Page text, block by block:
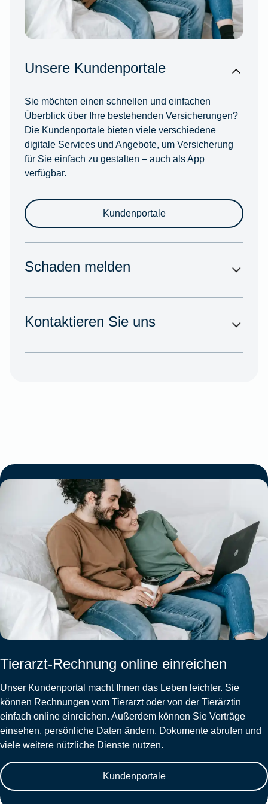
Unsere Kundenportale
Sie möchten einen schnellen und einfachen
Überblick über Ihre bestehenden Versicherungen?
Die Kundenportale bieten viele verschiedene
digitale Services und Angebote, um Versicherung
für Sie einfach zu gestalten – auch als App
verfügbar.
Kundenportale
Schaden melden
Kontaktieren Sie uns
Tierarzt-Rechnung online einreichen
Unser Kundenportal macht Ihnen das Leben leichter. Sie
können Rechnungen vom Tierarzt oder von der Tierärztin
einfach online einreichen. Außerdem können Sie Verträge
einsehen, persönliche Daten ändern, Dokumente abrufen und
viele weitere nützliche Dienste nutzen.
Kundenportale